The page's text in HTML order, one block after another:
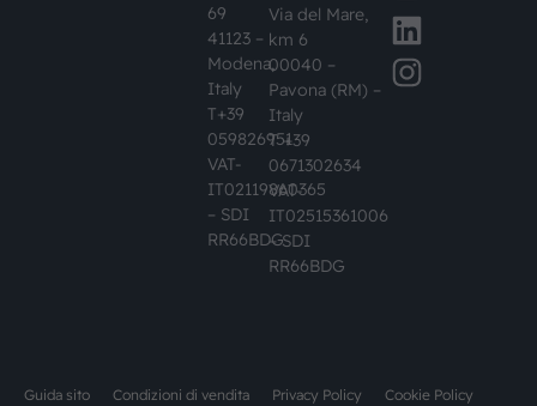
69
41123 –
Modena,
Italy
T+39
059826951
VAT-
IT02119860365
– SDI
RR66BDG
Via del Mare,
km 6
00040 –
Pavona (RM) –
Italy
T +39
0671302634
VAT-
IT02515361006
– SDI
RR66BDG
Guida sito Condizioni di vendita Privacy Policy Cookie Policy